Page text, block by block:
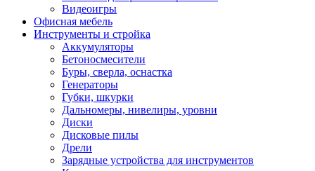
Видеоигры
Офисная мебель
Инструменты и стройка
Аккумуляторы
Бетоносмесители
Буры, сверла, оснастка
Генераторы
Губки, шкурки
Дальномеры, нивелиры, уровни
Диски
Дисковые пилы
Дрели
Зарядные устройства для инструментов